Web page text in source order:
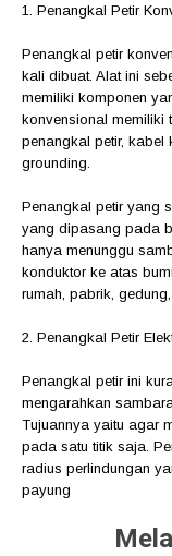
1. Penangkal Petir
Penangkal petir
kali dibuat. Alat ini
memiliki komponen
konvensional memiliki
penangkal petir, kabel
grounding.
Penangkal petir yang
yang dipasang pada
hanya menunggu
konduktor ke atas
rumah, pabrik,
2. Penangkal Petir
Penangkal petir ini
mengarahkan
Tujuannya yaitu agar
pada satu titik saja.
radius perlindungan
payung